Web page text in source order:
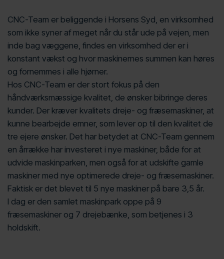
CNC-Team er beliggende i Horsens Syd, en virksomhed
som ikke syner af meget når du står ude på vejen, men
inde bag væggene, findes en virksomhed der er i
konstant vækst og hvor maskinernes summen kan høres
og fornemmes i alle hjørner.
Hos CNC-Team er der stort fokus på den
håndværksmæssige kvalitet, de ønsker bibringe deres
kunder. Der kræver kvalitets dreje- og fræsemaskiner, at
kunne bearbejde emner, som lever op til den kvalitet de
tre ejere ønsker. Det har betydet at CNC-Team gennem
en årrække har investeret i nye maskiner, både for at
udvide maskinparken, men også for at udskifte gamle
maskiner med nye optimerede dreje- og fræsemaskiner.
Faktisk er det blevet til 5 nye maskiner på bare 3,5 år.
I dag er den samlet maskinpark oppe på 9
fræsemaskiner og 7 drejebænke, som betjenes i 3
holdskift.